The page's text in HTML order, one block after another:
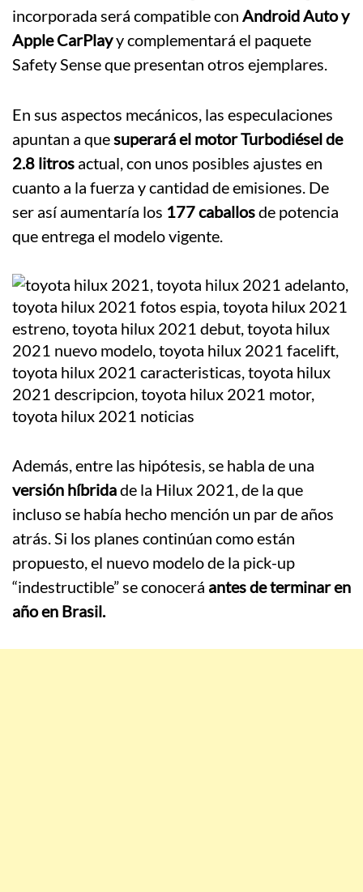
incorporada será compatible con Android Auto y
Apple CarPlayy complementará el paquete
Safety Sense que presentan otros ejemplares.
En sus aspectos mecánicos, las especulaciones
apuntan a quesuperará el motor Turbodiésel de
2.8 litros actual, con unos posibles ajustes en
cuanto a la fuerza y cantidad de emisiones. De
ser así aumentaría los 177 caballosde potencia
que entrega el modelo vigente.
Además, entre las hipótesis, se habla de una
versión híbridade la Hilux 2021, de la que
incluso se había hecho mención un par de años
atrás. Si los planes continúan como están
propuesto, el nuevo modelo de la pick-up
“indestructible” se conocerá antes de terminar en
año en Brasil.